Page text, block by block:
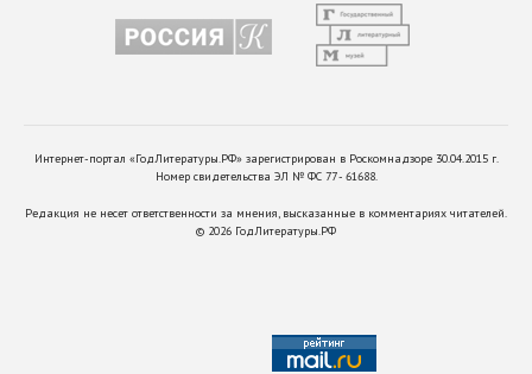
Интернет-портал «ГодЛитературы.РФ» зарегистрирован в Роскомнадзоре 30.04.2015 г.
Номер свидетельства ЭЛ № ФС 77 - 61688.
Редакция не несет ответственности за мнения, высказанные в комментариях читателей.
© 2026 ГодЛитературы.РФ